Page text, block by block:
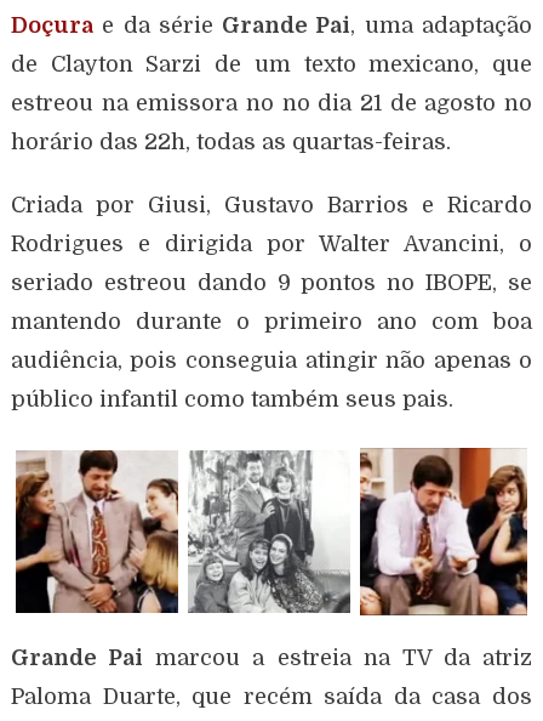
Doçurae da série Grande Pai, uma adaptação
de Clayton Sarzi de um texto mexicano, que
estreou na emissora no no dia 21 de agosto no
horário das 22h, todas as quartas-feiras.
Criada por Giusi, Gustavo Barrios e Ricardo
Rodrigues e dirigida por Walter Avancini, o
seriado estreou dando 9 pontos no IBOPE, se
mantendo durante o primeiro ano com boa
audiência, pois conseguia atingir não apenas o
público infantil como também seus pais.
Grande Pai marcou a estreia na TV da atriz
Paloma Duarte, que recém saída da casa dos